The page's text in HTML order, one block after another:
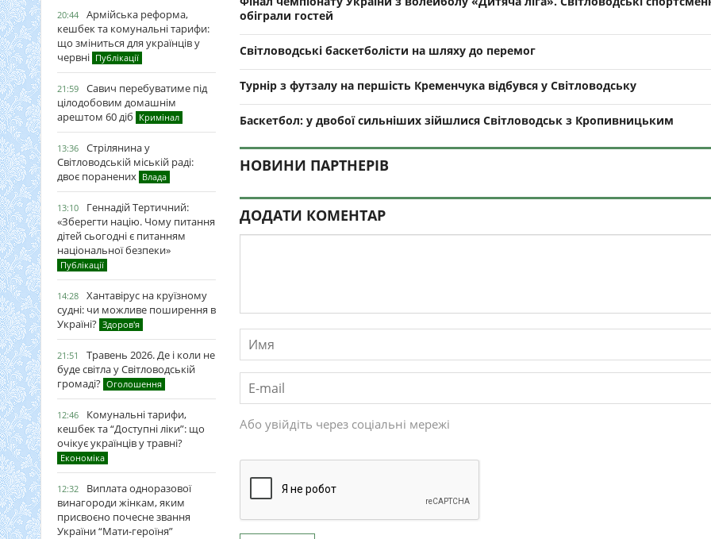
20:44
Армійська реформа,
кешбек та комунальні тарифи:
що зміниться для українців у
червні Публікації
21:59
Савич перебуватиме під
цілодобовим домашнім
арештом 60 діб Кримінал
13:36
Стрілянина у
Світловодській міській раді:
двоє поранених Влада
13:10
Геннадій Тертичний:
«Зберегти націю. Чому питання
дітей сьогодні є питанням
національної безпеки»
Публікації
14:28
Хантавірус на круїзному
судні: чи можливе поширення в
Україні? Здоров'я
21:51
Травень 2026. Де і коли не
буде світла у Світловодській
громаді? Оголошення
12:46
Комунальні тарифи,
кешбек та “Доступні ліки”: що
очікує українців у травні?
Економіка
12:32
Виплата одноразової
винагороди жінкам, яким
присвоєно почесне звання
України “Мати-героїня”
обіграли гостей
Світловодські баскетболісти на шляху до перемог
Турнір з футзалу на першість Кременчука відбувся у Світловодську
Баскетбол: у двобої сильніших зійшлися Світловодськ з Кропивницьким
НОВИНИ ПАРТНЕРІВ
ДОДАТИ КОМЕНТАР
Або увійдіть через соціальні мережі